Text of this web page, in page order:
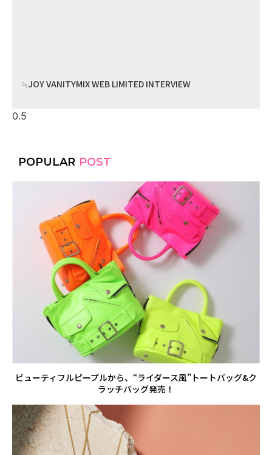
≒JOY VANITYMIX WEB LIMITED INTERVIEW
POPULAR POST
ビューティフルピープルから、“ライダース風”トートバッグ&ク
ラッチバッグ発売！